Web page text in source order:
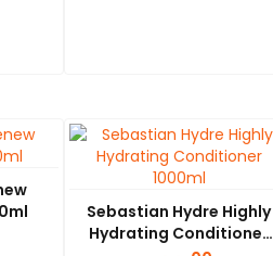
Sebastian Hydre Highly
Hydrating Conditioner